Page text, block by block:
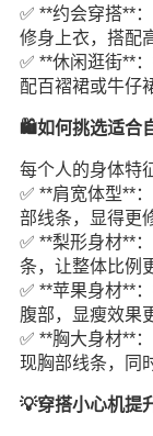
✅ **约会穿搭**
修身上衣，搭配
✅ **休闲逛街**
配百褶裙或牛仔
🛍️如何挑选适合
每个人的身体特
✅ **肩宽体型**
部线条，显得更
✅ **梨形身材**
条，让整体比例
✅ **苹果身材**
腹部，显瘦效果
✅ **胸大身材**
现胸部线条，同
💡穿搭小心机提